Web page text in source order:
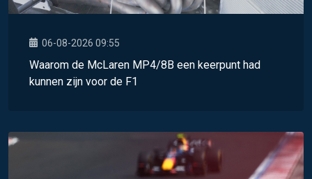
06-08-2026 09:55
Waarom de McLaren MP4/8B een keerpunt had
kunnen zijn voor de F1